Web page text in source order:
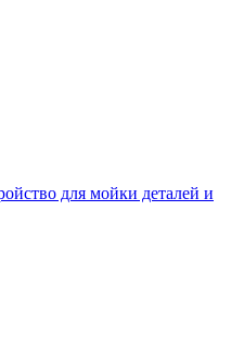
для мойки деталей и